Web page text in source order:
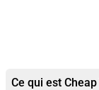
Ce qui est